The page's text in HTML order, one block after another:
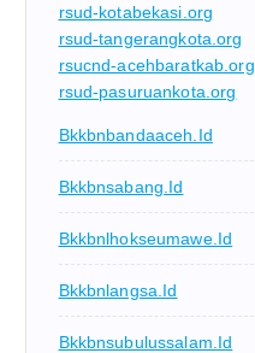
rsud-kotabekasi.org
rsud-tangerangkota.org
rsucnd-acehbaratkab.org
rsud-pasuruankota.org
Bkkbnbandaaceh.id
Bkkbnsabang.id
Bkkbnlhokseumawe.id
Bkkbnlangsa.id
Bkkbnsubulussalam.id